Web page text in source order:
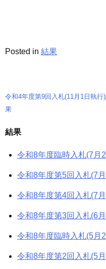
Posted in 結果
投
ナ
ビ
ゲ
ー
シ
ョ
ン
令和4年度第9回入札(11月1日執行
果
結果
令和8年度臨時入札(7月
令和8年度第5回入札(7
令和8年度第4回入札(7
令和8年度第3回入札(6
令和8年度臨時入札(5月
令和8年度第2回入札(5